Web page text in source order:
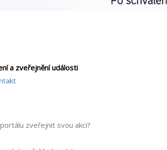
a zveřejnění události
zveřejnit svou akci?